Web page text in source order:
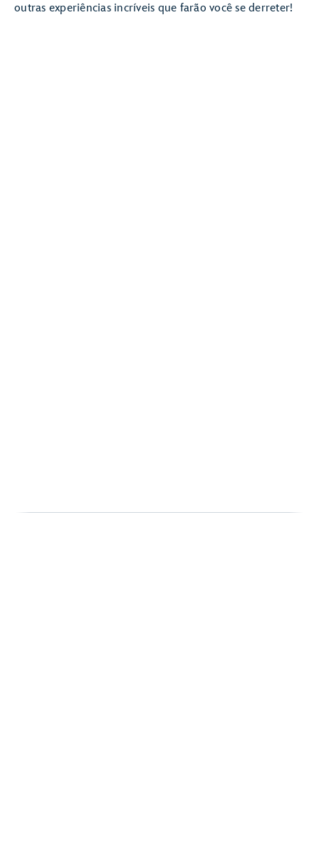
outras experiências incríveis que farão você se derreter!